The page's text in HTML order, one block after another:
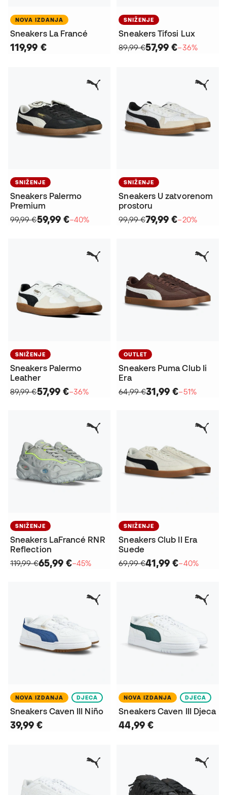
NOVA IZDANJA
Sneakers La Francé
119,99 €
SNIŽENJE
Sneakers Tifosi Lux
89,99 €57,99 €−36%
SNIŽENJE
Sneakers Palermo
Premium
99,99 €59,99 €−40%
SNIŽENJE
Sneakers U zatvorenom
prostoru
99,99 €79,99 €−20%
SNIŽENJE
Sneakers Palermo
Leather
89,99 €57,99 €−36%
OUTLET
Sneakers Puma Club Ii
Era
64,99 €31,99 €−51%
SNIŽENJE
Sneakers LaFrancé RNR
Reflection
119,99 €65,99 €−45%
SNIŽENJE
Sneakers Club II Era
Suede
69,99 €41,99 €−40%
NOVA IZDANJA DJECA
Sneakers Caven III Niño
39,99 €
NOVA IZDANJA DJECA
Sneakers Caven III Djeca
44,99 €